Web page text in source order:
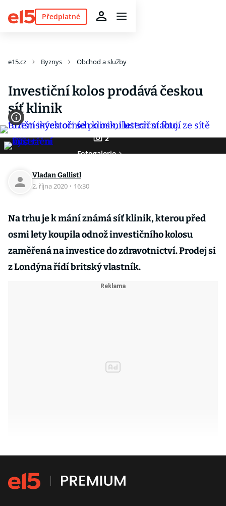
Předplatné
e15.cz Byznys Obchod a služby
Investiční kolos prodává českou
síť klinik
2
Fotogalerie
Vladan Gallistl
2. října 2020 · 16:30
Na trhu je k mání známá síť klinik, kterou před
osmi lety koupila odnož investičního kolosu
zaměřená na investice do zdravotnictví. Prodej si
z Londýna řídí britský vlastník.